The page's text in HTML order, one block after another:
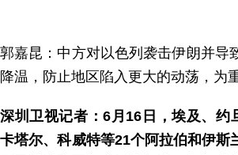
郭嘉昆：中方对以色列袭击伊朗并导
温，防止地区陷入更大的动荡，为
深圳卫视记者：6月16日，埃及、
塔尔、科威特等21个阿拉伯和伊